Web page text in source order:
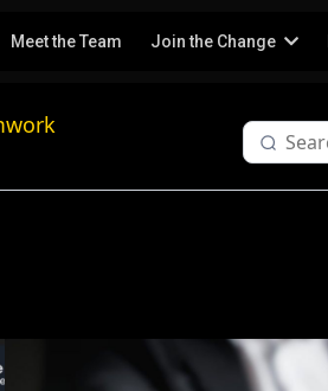
Meet the Team Join the Change